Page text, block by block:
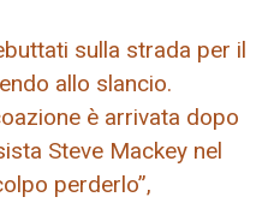
sulla strada per il
allo slancio.
è arrivata dopo
Steve Mackey nel
perderlo”,